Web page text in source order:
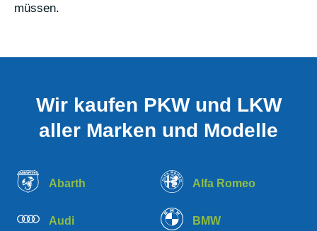
müssen.
Wir kaufen PKW und LKW
aller Marken und Modelle
Abarth Alfa Romeo
Audi BMW